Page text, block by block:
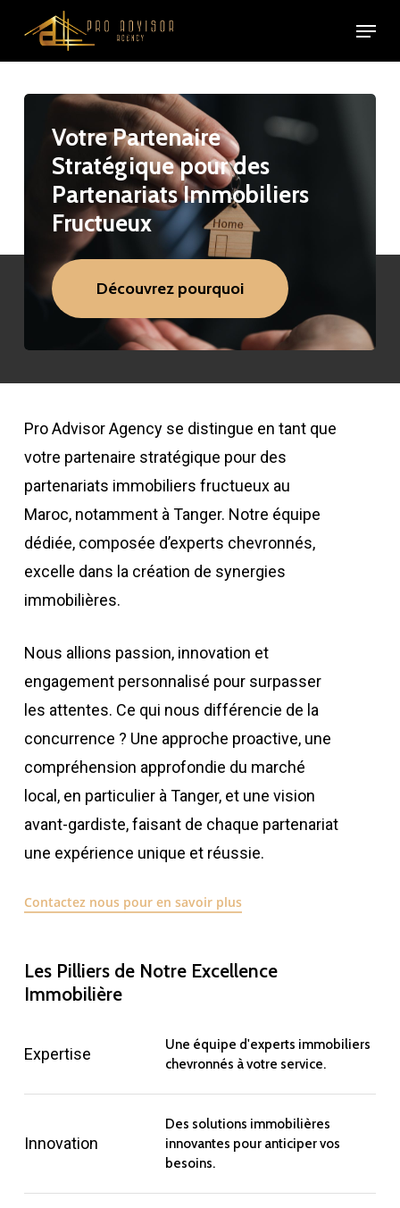
content
Menu
VotrePartenaire
Stratégiquepourdes
PartenariatsImmobiliers
Fructueux
Découvrez pourquoi
Pro Advisor Agency se distingue en tant que
votre partenaire stratégique pour des
partenariats immobiliers fructueux au
Maroc, notamment à Tanger. Notre équipe
dédiée, composée d’experts chevronnés,
excelle dans la création de synergies
immobilières.
Nous allions passion, innovation et
engagement personnalisé pour surpasser
les attentes. Ce qui nous différencie de la
concurrence ? Une approche proactive, une
compréhension approfondie du marché
local, en particulier à Tanger, et une vision
avant-gardiste, faisant de chaque partenariat
une expérience unique et réussie.
Contactez nous pour en savoir plus
Les Pilliers de Notre Excellence
Immobilière
Expertise
Une équipe d'experts immobiliers
chevronnés à votre service.
Innovation
Des solutions immobilières
innovantes pour anticiper vos
besoins.